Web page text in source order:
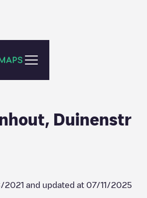
Duinenstr
2021 and updated at 07/11/2025